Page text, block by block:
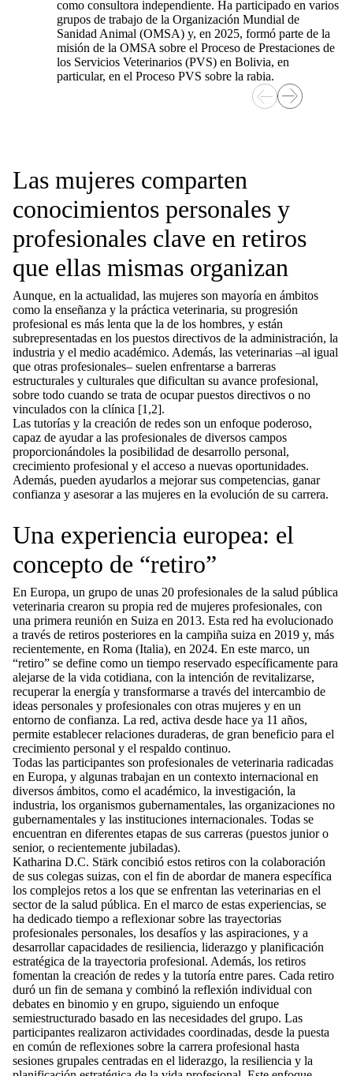
como consultora independiente. Ha participado en varios
grupos de trabajo de la Organización Mundial de
Sanidad Animal (OMSA) y, en 2025, formó parte de la
misión de la OMSA sobre el Proceso de Prestaciones de
los Servicios Veterinarios (PVS) en Bolivia, en
particular, en el Proceso PVS sobre la rabia.
Las mujeres comparten
conocimientos personales y
profesionales clave en retiros
que ellas mismas organizan
Aunque, en la actualidad, las mujeres son mayoría en ámbitos
como la enseñanza y la práctica veterinaria, su progresión
profesional es más lenta que la de los hombres, y están
subrepresentadas en los puestos directivos de la administración, la
industria y el medio académico. Además, las veterinarias –al igual
que otras profesionales– suelen enfrentarse a barreras
estructurales y culturales que dificultan su avance profesional,
sobre todo cuando se trata de ocupar puestos directivos o no
vinculados con la clínica [1,2].
Las tutorías y la creación de redes son un enfoque poderoso,
capaz de ayudar a las profesionales de diversos campos
proporcionándoles la posibilidad de desarrollo personal,
crecimiento profesional y el acceso a nuevas oportunidades.
Además, pueden ayudarlos a mejorar sus competencias, ganar
confianza y asesorar a las mujeres en la evolución de su carrera.
Una experiencia europea: el
concepto de “retiro”
En Europa, un grupo de unas 20 profesionales de la salud pública
veterinaria crearon su propia red de mujeres profesionales, con
una primera reunión en Suiza en 2013. Esta red ha evolucionado
a través de retiros posteriores en la campiña suiza en 2019 y, más
recientemente, en Roma (Italia), en 2024. En este marco, un
“retiro” se define como un tiempo reservado específicamente para
alejarse de la vida cotidiana, con la intención de revitalizarse,
recuperar la energía y transformarse a través del intercambio de
ideas personales y profesionales con otras mujeres y en un
entorno de confianza. La red, activa desde hace ya 11 años,
permite establecer relaciones duraderas, de gran beneficio para el
crecimiento personal y el respaldo continuo.
Todas las participantes son profesionales de veterinaria radicadas
en Europa, y algunas trabajan en un contexto internacional en
diversos ámbitos, como el académico, la investigación, la
industria, los organismos gubernamentales, las organizaciones no
gubernamentales y las instituciones internacionales. Todas se
encuentran en diferentes etapas de sus carreras (puestos junior o
senior, o recientemente jubiladas).
Katharina D.C. Stärk concibió estos retiros con la colaboración
de sus colegas suizas, con el fin de abordar de manera específica
los complejos retos a los que se enfrentan las veterinarias en el
sector de la salud pública. En el marco de estas experiencias, se
ha dedicado tiempo a reflexionar sobre las trayectorias
profesionales personales, los desafíos y las aspiraciones, y a
desarrollar capacidades de resiliencia, liderazgo y planificación
estratégica de la trayectoria profesional. Además, los retiros
fomentan la creación de redes y la tutoría entre pares. Cada retiro
duró un fin de semana y combinó la reflexión individual con
debates en binomio y en grupo, siguiendo un enfoque
semiestructurado basado en las necesidades del grupo. Las
participantes realizaron actividades coordinadas, desde la puesta
en común de reflexiones sobre la carrera profesional hasta
sesiones grupales centradas en el liderazgo, la resiliencia y la